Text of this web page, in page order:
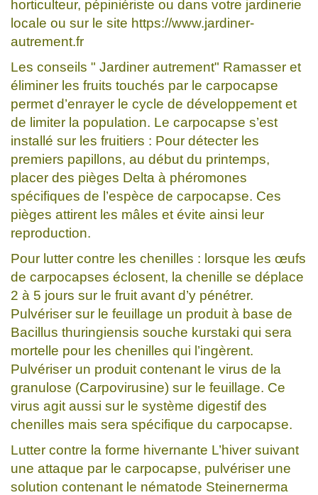
horticulteur, pépiniériste ou dans votre jardinerie
locale ou sur le site https://www.jardiner-
autrement.fr
Les conseils " Jardiner autrement" Ramasser et
éliminer les fruits touchés par le carpocapse
permet d’enrayer le cycle de développement et
de limiter la population. Le carpocapse s’est
installé sur les fruitiers : Pour détecter les
premiers papillons, au début du printemps,
placer des pièges Delta à phéromones
spécifiques de l’espèce de carpocapse. Ces
pièges attirent les mâles et évite ainsi leur
reproduction.
Pour lutter contre les chenilles : lorsque les œufs
de carpocapses éclosent, la chenille se déplace
2 à 5 jours sur le fruit avant d’y pénétrer.
Pulvériser sur le feuillage un produit à base de
Bacillus thuringiensis souche kurstaki qui sera
mortelle pour les chenilles qui l’ingèrent.
Pulvériser un produit contenant le virus de la
granulose (Carpovirusine) sur le feuillage. Ce
virus agit aussi sur le système digestif des
chenilles mais sera spécifique du carpocapse.
Lutter contre la forme hivernante L’hiver suivant
une attaque par le carpocapse, pulvériser une
solution contenant le nématode Steinernerma